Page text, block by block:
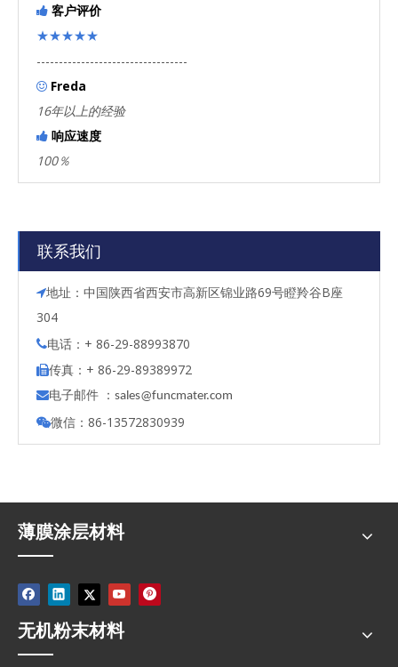
 客户评价
★★★★★
----------------------------------
 Freda
16年以上的经验
 响应速度
100％
联系我们
地址：中国陕西省西安市高新区锦业路69号瞪羚谷B座
304
电话：+ 86-29-88993870
传真：+ 86-29-89389972
电子邮件 ： sales@funcmater.com
微信：86-13572830939
薄膜涂层材料
无机粉末材料